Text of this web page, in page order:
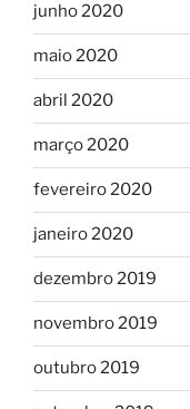
junho 2020
maio 2020
abril 2020
março 2020
fevereiro 2020
janeiro 2020
dezembro 2019
novembro 2019
outubro 2019